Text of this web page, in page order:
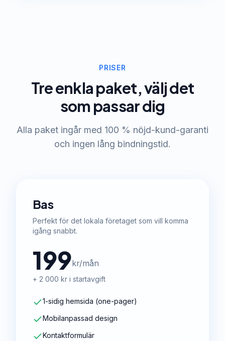
PRISER
Tre enkla paket, välj det
som passar dig
Alla paket ingår med 100 % nöjd-kund-garanti
och ingen lång bindningstid.
Bas
Perfekt för det lokala företaget som vill komma
igång snabbt.
199kr/mån
+ 2 000 kr i startavgift
1-sidig hemsida (one-pager)
Mobilanpassad design
Kontaktformulär